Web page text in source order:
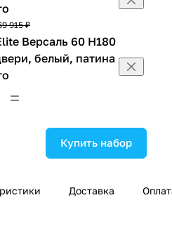
915 ₽
Версаль 60 H180
белый, патина
белый,
золото
Vod-ok Elite
белый,
золото
Купить набор
Доставка